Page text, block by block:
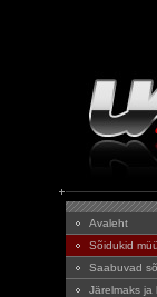
Avaleht
Sõidukid
Saabuvad
Järelmaks ja